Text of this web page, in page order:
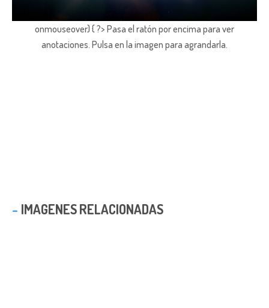
onmouseover) { ?> Pasa el ratón por encima para ver
anotaciones. Pulsa en la imagen para agrandarla.
IMAGENES RELACIONADAS